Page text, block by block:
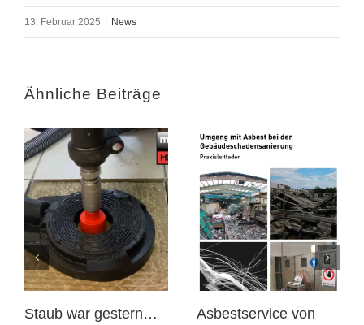
13. Februar 2025 News
Ähnliche Beiträge
Staub war gestern…
Asbestservice von